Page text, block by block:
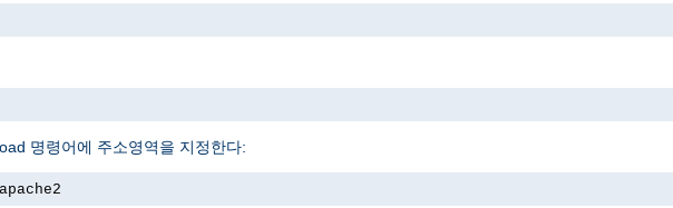
명령어에 주소영역을 지정한다: